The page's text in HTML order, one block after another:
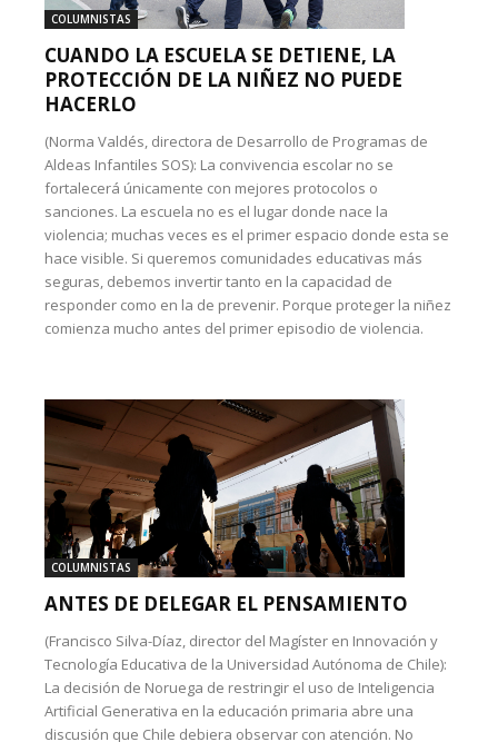
COLUMNISTAS
CUANDO LA ESCUELA SE DETIENE, LA
PROTECCIÓN DE LA NIÑEZ NO PUEDE
HACERLO
(Norma Valdés, directora de Desarrollo de Programas de
Aldeas Infantiles SOS): La convivencia escolar no se
fortalecerá únicamente con mejores protocolos o
sanciones. La escuela no es el lugar donde nace la
violencia; muchas veces es el primer espacio donde esta se
hace visible. Si queremos comunidades educativas más
seguras, debemos invertir tanto en la capacidad de
responder como en la de prevenir. Porque proteger la niñez
comienza mucho antes del primer episodio de violencia.
COLUMNISTAS
ANTES DE DELEGAR EL PENSAMIENTO
(Francisco Silva-Díaz, director del Magíster en Innovación y
Tecnología Educativa de la Universidad Autónoma de Chile):
La decisión de Noruega de restringir el uso de Inteligencia
Artificial Generativa en la educación primaria abre una
discusión que Chile debiera observar con atención. No